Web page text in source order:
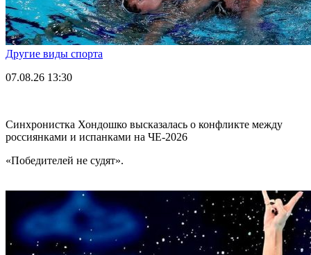
Другие виды спорта
07.08.26 13:30
Синхронистка Хондошко высказалась о конфликте между
россиянками и испанками на ЧЕ-2026
«Победителей не судят».